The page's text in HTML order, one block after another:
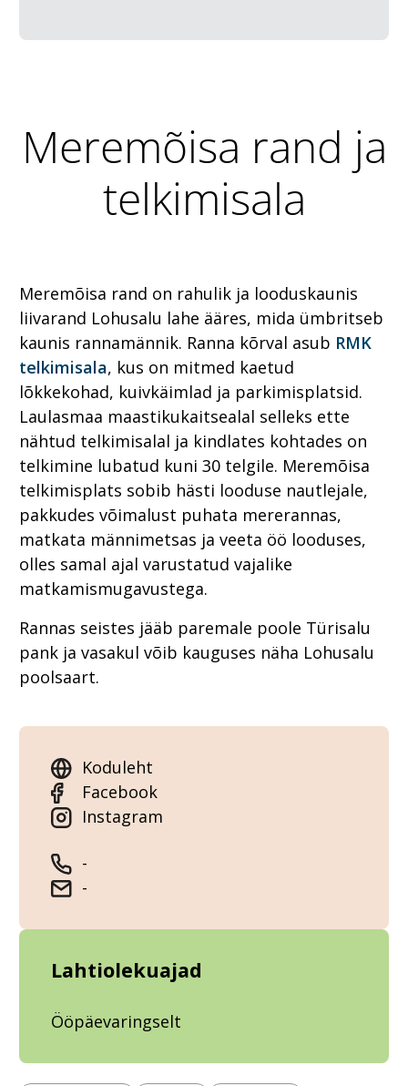
Meremõisa rand ja
telkimisala
Meremõisa rand on rahulik ja looduskaunis
liivarand Lohusalu lahe ääres, mida ümbritseb
kaunis rannamännik. Ranna kõrval asub RMK
telkimisala, kus on mitmed kaetud
lõkkekohad, kuivkäimlad ja parkimisplatsid.
Laulasmaa maastikukaitsealal selleks ette
nähtud telkimisalal ja kindlates kohtades on
telkimine lubatud kuni 30 telgile. Meremõisa
telkimisplats sobib hästi looduse nautlejale,
pakkudes võimalust puhata mererannas,
matkata männimetsas ja veeta öö looduses,
olles samal ajal varustatud vajalike
matkamismugavustega.
Rannas seistes jääb paremale poole Türisalu
pank ja vasakul võib kauguses näha Lohusalu
poolsaart.
Koduleht
Facebook
Instagram
-
-
Lahtiolekuajad
Ööpäevaringselt